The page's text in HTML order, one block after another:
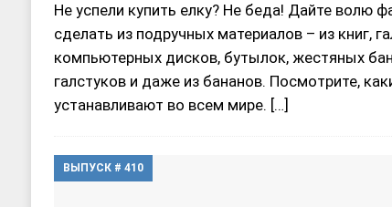
Не успели купить елку? Не беда! Дайте волю
сделать из подручных материалов – из книг,
компьютерных дисков, бутылок, жестяных
галстуков и даже из бананов. Посмотрите,
устанавливают во всем мире. […]
ВЫПУСК # 410